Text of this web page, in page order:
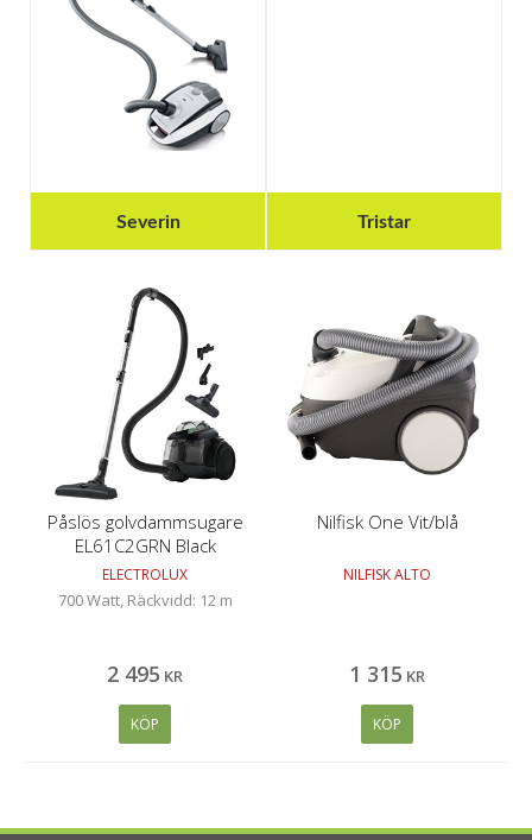
Severin Tristar
Påslös golvdammsugare
EL61C2GRN Black
ELECTROLUX
700 Watt, Räckvidd: 12 m
2 495 KR
KÖP
Nilfisk One Vit/blå
NILFISK ALTO
1 315 KR
KÖP